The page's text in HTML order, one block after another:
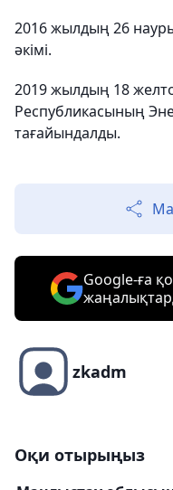
2016 жылдың 26
әкімі.
2019 жылдың 18
Республикасының
тағайындалды.
Google-ға
zkadm
Оқи отырыңыз